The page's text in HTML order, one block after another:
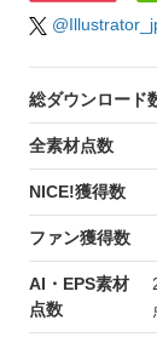
総ダウンロード
全素材点数
NICE!獲得数
ファン獲得数
AI・EPS素材
点数